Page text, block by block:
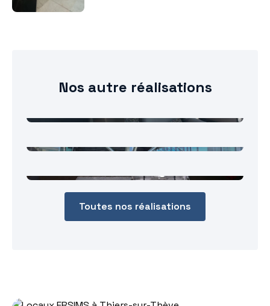
Nos autre réalisations
Toutes nos réalisations